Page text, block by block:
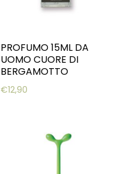
PROFUMO 15ML DA
UOMO CUORE DI
BERGAMOTTO
€12,90